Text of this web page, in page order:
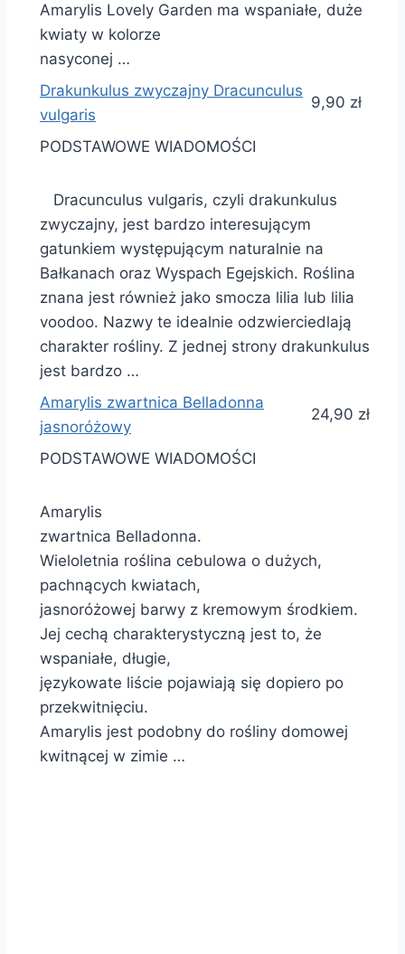
Amarylis Lovely Garden ma wspaniałe, duże
kwiaty w kolorze
nasyconej …
Drakunkulus zwyczajny Dracunculus
vulgaris
9,90 zł
PODSTAWOWE WIADOMOŚCI
Dracunculus vulgaris, czyli drakunkulus
zwyczajny, jest bardzo interesującym
gatunkiem występującym naturalnie na
Bałkanach oraz Wyspach Egejskich. Roślina
znana jest również jako smocza lilia lub lilia
voodoo. Nazwy te idealnie odzwierciedlają
charakter rośliny. Z jednej strony drakunkulus
jest bardzo …
Amarylis zwartnica Belladonna
jasnoróżowy
24,90 zł
PODSTAWOWE WIADOMOŚCI
Amarylis
zwartnica Belladonna.
Wieloletnia roślina cebulowa o dużych,
pachnących kwiatach,
jasnoróżowej barwy z kremowym środkiem.
Jej cechą charakterystyczną jest to, że
wspaniałe, długie,
językowate liście pojawiają się dopiero po
przekwitnięciu.
Amarylis jest podobny do rośliny domowej
kwitnącej w zimie …